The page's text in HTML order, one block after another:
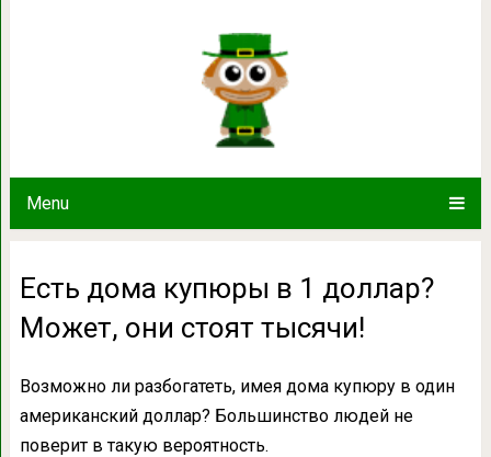
Menu
Есть дома купюры в 1 доллар?
Есть дома купюры в 1 доллар?
Может, они стоят тысячи!
Возможно ли разбогатеть, имея дома купюру в один
американский доллар? Большинство людей не
поверит в такую вероятность.